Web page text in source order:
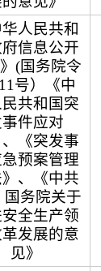
华人民共和
府信息公开
(国务院令
号）《中
共和国突
件应对
《突发事
预案管理
、《中共
国务院关于
全生产领
发展的意
见》